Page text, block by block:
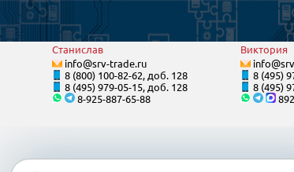
Станислав
info@srv-trade.ru
8 (800) 100-82-62, доб. 128
8 (495) 979-05-15, доб. 128
8-925-887-65-88
Виктория
8 (495)
8 (495)